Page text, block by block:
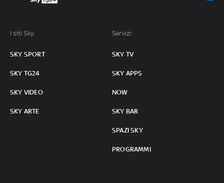
I siti Sky:
SKY SPORT
SKY TG24
SKY VIDEO
SKY ARTE
Servizi:
SKY TV
SKY APPS
NOW
SKY BAR
SPAZI SKY
PROGRAMMI